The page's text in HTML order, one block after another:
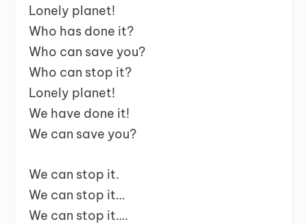
Lonely planet!
Who has done it?
Who can save you?
Who can stop it?
Lonely planet!
We have done it!
We can save you?
We can stop it.
We can stop it…
We can stop it….